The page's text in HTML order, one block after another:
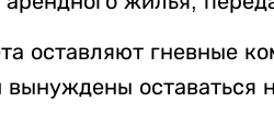
оставляют гневные
оставаться